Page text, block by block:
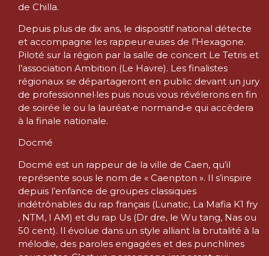
de Chilla.
Depuis plus de dix ans, le dispositif national détecte
et accompagne les rappeur·euses de l’Hexagone.
Piloté sur la région par la salle de concert Le Tetris et
l’association Ambition (Le Havre). Les finalistes
régionaux se départageront en public devant un jury
de professionnel·les puis nous vous révélerons en fin
de soirée le ou la lauréat•e normand•e qui accèdera
à la finale nationale.
Docmé
Docmé est un rappeur de la ville de Caen, qu’il
représente sous le nom de « Caenpton ». Il s’inspire
depuis l’enfance de groupes classiques
indétrônables du rap français (Lunatic, La Mafia K1 fry
, NTM, I AM) et du rap Us (Dr dre, le Wu tang, Nas ou
50 cent). Il évolue dans un style alliant la brutalité à la
mélodie, des paroles engagées et des punchlines